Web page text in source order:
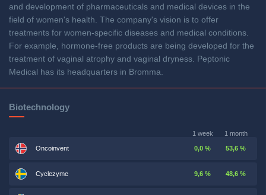
and development of pharmaceuticals and medical devices in the
field of women's health. The company's vision is to offer
treatments for women-specific diseases and medical conditions.
For example, hormone-free products are being developed for the
treatment of vaginal atrophy and vaginal dryness. Peptonic
Medical has its headquarters in Bromma.
Biotechnology
1 week 1 month
Oncoinvent 0,0 % 53,6 %
Cyclezyme 9,6 % 48,6 %